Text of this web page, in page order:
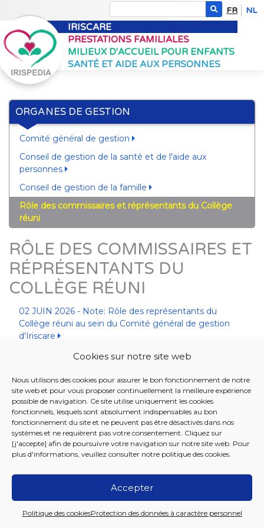
Cookies sur notre site web
Nous utilisons des cookies pour assurer le bon fonctionnement de notre
site web et pour vous proposer continuellement la meilleure expérience
possible de navigation. Ce site utilise uniquement les cookies
fonctionnels, lesquels sont absolument indispensables au bon
fonctionnement du site et ne peuvent pas être désactivés dans nos
systèmes et ne requièrent pas votre consentement. Cliquez sur
[j'accepte] afin de poursuivre votre navigation sur notre site web. Pour
plus d'informations, veuillez consulter notre politique des cookies.
Accepter
Politique des cookiesProtection des données à caractère personnel
FR NL
IRISCARE
PRESTATIONS FAMILIALES
MILIEUX D'ACCUEIL POUR ENFANTS
SANTÉ ET AIDE AUX PERSONNES
ORGANES DE GESTION
Comité général de gestion
Conseil de gestion de la santé et de l'aide aux
personnes
Conseil de gestion de la famille
Rôle des commissaires et réprésentants du Collège
réuni
RÔLE DES COMMISSAIRES ET
RÉPRÉSENTANTS DU
COLLÈGE RÉUNI
02 JUIN 2026 - Note: Rôle des représentants du
Collège réuni au sein du Comité général de gestion
d'Iriscare
02 JUIN 2026 - Note: Rôle des commissaires du
2026 Iriscare